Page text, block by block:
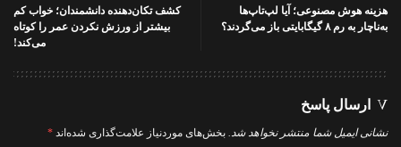
هزینه هوش مصنوعی؛ آیا لپ‌تاپ‌ها
به‌ناچار به رم ۸ گیگابایتی باز می‌گردند؟
کشف تکان‌دهنده دانشمندان؛ خواب کم
بیشتر از ورزش نکردن عمر را کوتاه
می‌کند!
ارسال پاسخ
نشانی ایمیل شما منتشر نخواهد شد. بخش‌های موردنیاز علامت‌گذاری شده‌اند *